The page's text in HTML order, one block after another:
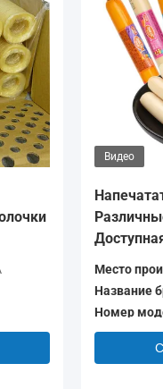
Видео
Место
Название
Номер